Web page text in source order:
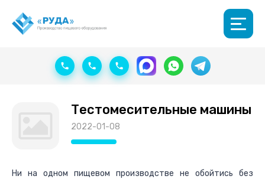
Тестомесительные машины
2022-01-08
Ни на одном пищевом производстве не обойтись без